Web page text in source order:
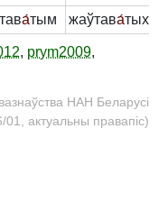
а́тым жаўтава́тых
, prym2009,
НАН Беларусі
01, актуальны правапіс)